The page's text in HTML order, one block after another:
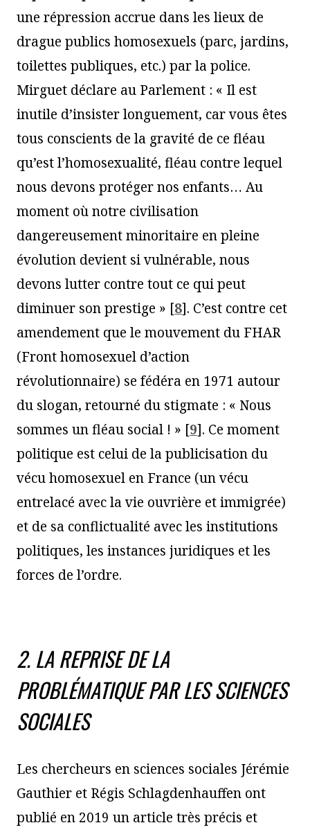
une répression accrue dans les lieux de
drague publics homosexuels (parc, jardins,
toilettes publiques, etc.) par la police.
Mirguet déclare au Parlement : « Il est
inutile d’insister longuement, car vous êtes
tous conscients de la gravité de ce fléau
qu’est l’homosexualité, fléau contre lequel
nous devons protéger nos enfants… Au
moment où notre civilisation
dangereusement minoritaire en pleine
évolution devient si vulnérable, nous
devons lutter contre tout ce qui peut
diminuer son prestige » [8]. C’est contre cet
amendement que le mouvement du FHAR
(Front homosexuel d’action
révolutionnaire) se fédéra en 1971 autour
du slogan, retourné du stigmate : « Nous
sommes un fléau social ! » [9]. Ce moment
politique est celui de la publicisation du
vécu homosexuel en France (un vécu
entrelacé avec la vie ouvrière et immigrée)
et de sa conflictualité avec les institutions
politiques, les instances juridiques et les
forces de l’ordre.
2. LA REPRISE DE LA
PROBLÉMATIQUE PAR LES SCIENCES
SOCIALES
Les chercheurs en sciences sociales Jérémie
Gauthier et Régis Schlagdenhauffen ont
publié en 2019 un article très précis et